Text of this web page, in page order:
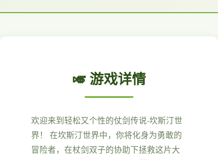
🎺 游戏详情
欢迎来到轻松又个性的仗剑传说-坎斯汀世
界！ 在坎斯汀世界中，你将化身为勇敢的
冒险者，在杖剑双子的协助下拯救这片大